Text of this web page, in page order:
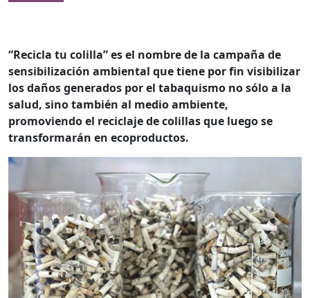
“Recicla tu colilla” es el nombre de la campaña de
sensibilización ambiental que tiene por fin visibilizar
los daños generados por el tabaquismo no sólo a la
salud, sino también al medio ambiente,
promoviendo el reciclaje de colillas que luego se
transformarán en ecoproductos.